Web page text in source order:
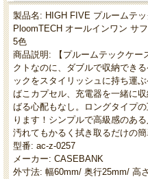
製品名: HIGH FIVE プルームテ
PloomTECH オールインワン サ
5色
商品説明: 【プルームテックケー
クトなのに、ダブルで収納でき
ックをスタイリッシュに持ち運
ばこカプセル、充電器を一緒に
ばる心配もなし。ロングタイプ
ります！シンプルで高級感のあ
汚れてもかるく拭き取るだけの
型番: ac-z-0257
メーカー: CASEBANK
外寸法: 幅60mm/ 奥行25mm/ 高